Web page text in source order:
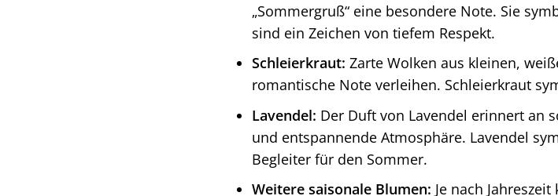
„Sommergruß“ eine besondere Note. Sie
sind ein Zeichen von tiefem Respekt.
Schleierkraut: Zarte Wolken aus kleinen,
romantische Note verleihen. Schleierkraut
Lavendel: Der Duft von Lavendel erinnert an
und entspannende Atmosphäre. Lavendel
Begleiter für den Sommer.
Weitere saisonale Blumen: Je nach